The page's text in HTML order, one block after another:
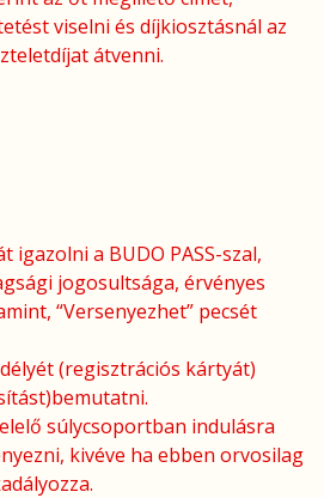
viselni és díjkiosztásnál az
átvenni.
igazolni a BUDO PASS-szal,
jogosultsága, érvényes
“Versenyezhet” pecsét
(regisztrációs kártyát)
súlycsoportban indulásra
kivéve ha ebben orvosilag